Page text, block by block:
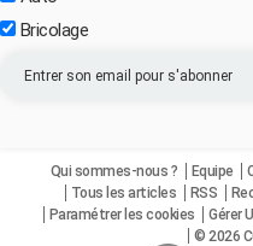
Bricolage
Qui sommes-nous ? Equipe
Tous les articles
RSS
Paramétrer les cookies
Gérer
© 2026